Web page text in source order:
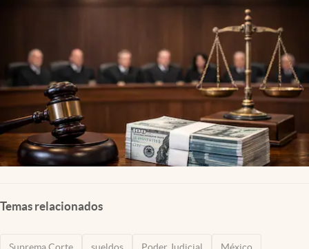
Temas relacionados